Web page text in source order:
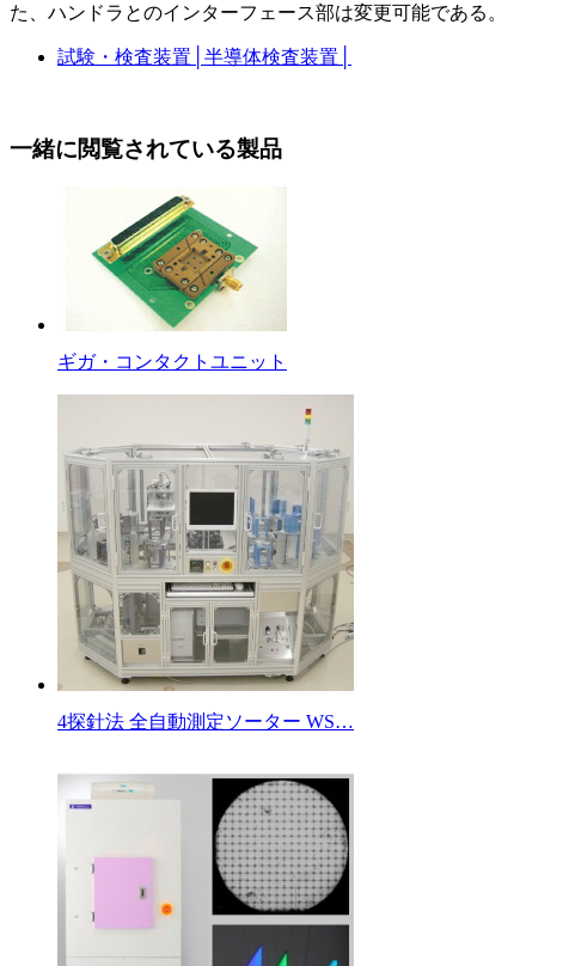
た、ハンドラとのインターフェース部は変更可能である。
試験・検査装置 半導体検査装置
一緒に閲覧されている製品
ギガ・コンタクトユニット
4探針法 全自動測定ソーター WS…